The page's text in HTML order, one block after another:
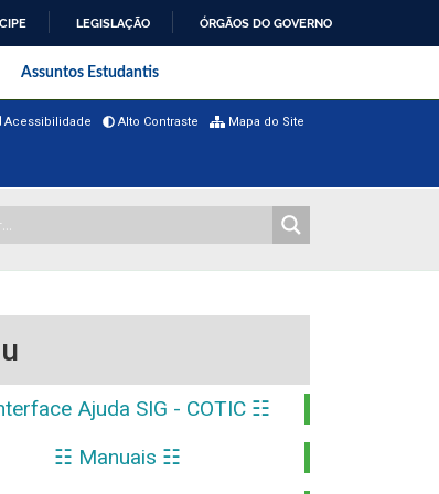
LEGISLAÇÃO ÓRGÃOS DO GOVERNO
Rio de Janeiro
Assuntos Estudantis
Mapa do Site
Alto Contraste
Acessibilidade
Ajuda SIG - COTIC ☷
☷ Manuais ☷